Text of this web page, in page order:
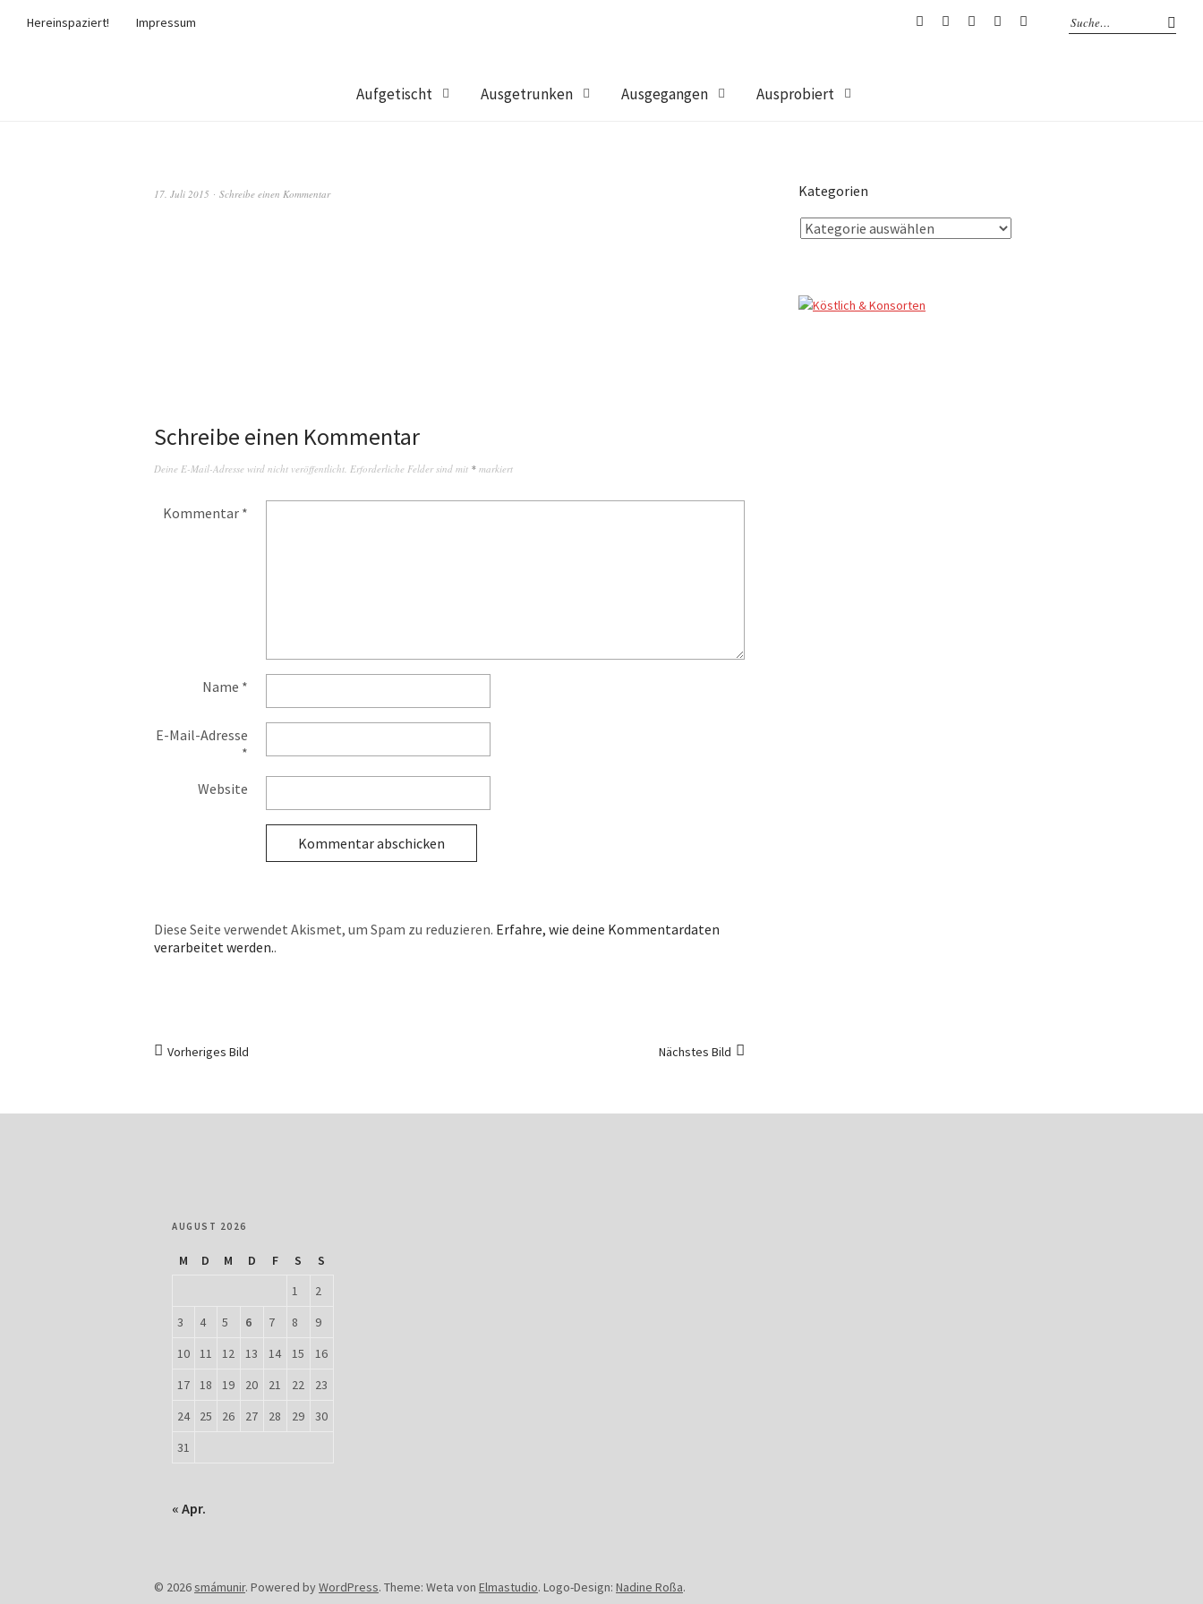
Hereinspaziert!
Impressum
Aufgetischt Ausgetrunken Ausgegangen Ausprobiert
17. Juli 2015 Schreibe einen Kommentar
Schreibe einen Kommentar
Deine E-Mail-Adresse wird nicht veröffentlicht. Erforderliche Felder sind mit * markiert
Kommentar *
Name *
E-Mail-Adresse
*
Website
Diese Seite verwendet Akismet, um Spam zu reduzieren. Erfahre, wie deine Kommentardaten
verarbeitet werden..
Nächstes Bild
Vorheriges Bild
Kategorien
AUGUST 2026
M D M D F S
S
1
2
3
4 5 6 7 8
9
10
11 12 13 14 15
16
17
18 19 20 21 22
23
24
25 26 27 28 29
30
31
« Apr.
© 2026smámunir. Powered byWordPress. Theme: Weta von Elmastudio. Logo-Design: Nadine Roßa.